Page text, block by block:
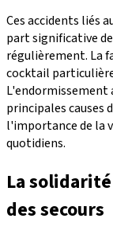
Ces accidents liés
part significative
régulièrement. La
cocktail
L'endormissement
principales causes
l'importance de la
quotidiens.
La
des secours